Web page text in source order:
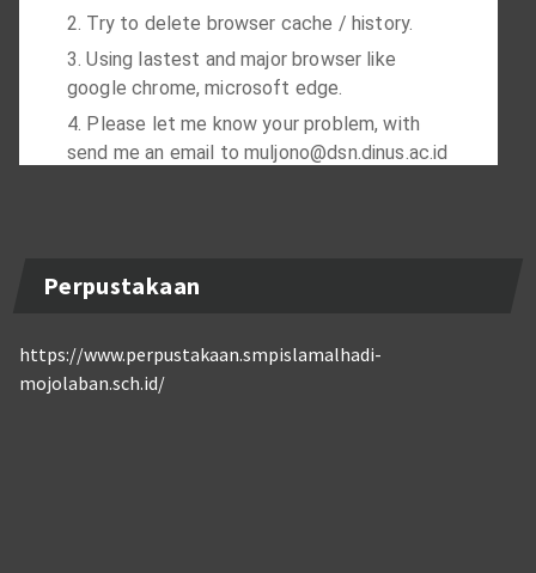
Perpustakaan
https://www.perpustakaan.smpislamalhadi-
mojolaban.sch.id/